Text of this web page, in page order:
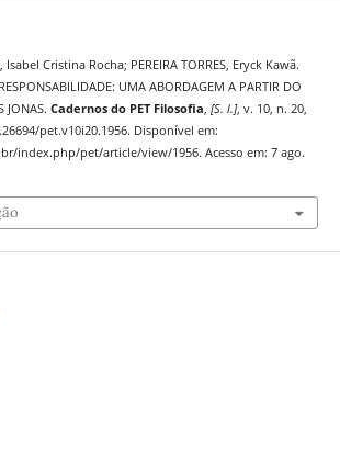
Isabel Cristina Rocha; PEREIRA TORRES, Eryck Kawã.
UMA ABORDAGEM A PARTIR DO
JONAS. Cadernos do PET Filosofia, [S. l.], v. 10, n. 20,
pet.v10i20.1956. Disponível em:
index.php/pet/article/view/1956. Acesso em: 7 ago.